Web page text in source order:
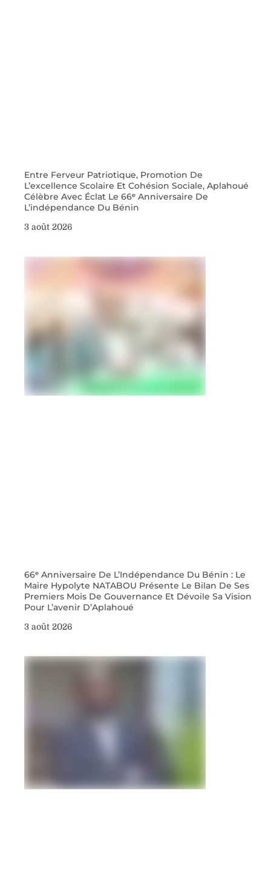
Entre Ferveur Patriotique, Promotion De
L’excellence Scolaire Et Cohésion Sociale, Aplahoué
Célèbre Avec Éclat Le 66ᵉ Anniversaire De
L’indépendance Du Bénin
3 août 2026
66ᵉ Anniversaire De L’Indépendance Du Bénin : Le
Maire Hypolyte NATABOU Présente Le Bilan De Ses
Premiers Mois De Gouvernance Et Dévoile Sa Vision
Pour L’avenir D’Aplahoué
3 août 2026